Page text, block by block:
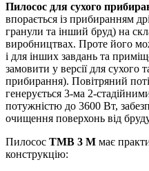
Пилосос для сухого
впорається із прибиранням
гранули та інший бруд) на
виробництвах. Проте його
і для інших завдань та
замовити у версії для сухого
прибирання). Повітряний
генерується 3-ма 2-
потужністю до 3600 Вт,
очищення поверхонь від
Пилосос TMB 3 M має
конструкцію: